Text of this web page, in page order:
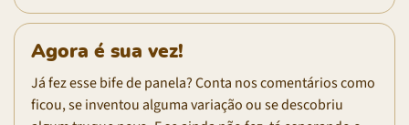
Agora é sua vez!
Já fez esse bife de panela? Conta nos comentários como
ficou, se inventou alguma variação ou se descobriu